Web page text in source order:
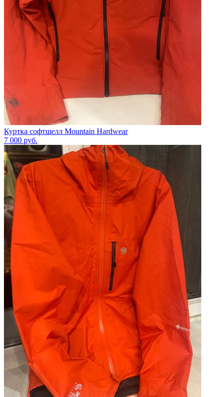
Куртка софтшелл Mountain Hardwear
7 000 руб.